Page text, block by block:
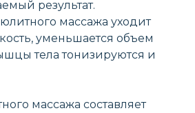
результат.
массажа уходит
уменьшается объем
тела тонизируются и
массажа составляет